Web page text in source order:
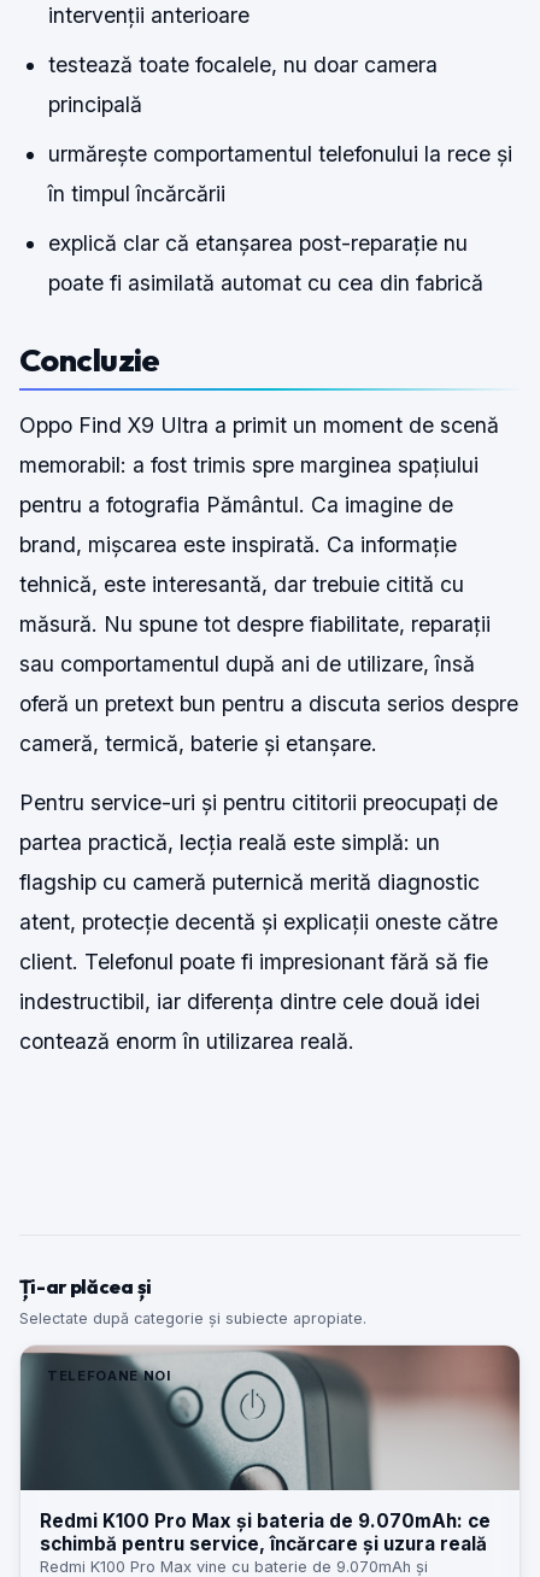
intervenții anterioare
testează toate focalele, nu doar camera
principală
urmărește comportamentul telefonului la rece și
în timpul încărcării
explică clar că etanșarea post-reparație nu
poate fi asimilată automat cu cea din fabrică
Concluzie
Oppo Find X9 Ultra a primit un moment de scenă
memorabil: a fost trimis spre marginea spațiului
pentru a fotografia Pământul. Ca imagine de
brand, mișcarea este inspirată. Ca informație
tehnică, este interesantă, dar trebuie citită cu
măsură. Nu spune tot despre fiabilitate, reparații
sau comportamentul după ani de utilizare, însă
oferă un pretext bun pentru a discuta serios despre
cameră, termică, baterie și etanșare.
Pentru service-uri și pentru cititorii preocupați de
partea practică, lecția reală este simplă: un
flagship cu cameră puternică merită diagnostic
atent, protecție decentă și explicații oneste către
client. Telefonul poate fi impresionant fără să fie
indestructibil, iar diferența dintre cele două idei
contează enorm în utilizarea reală.
Ți-ar plăcea și
Selectate după categorie și subiecte apropiate.
TELEFOANE NOI
Redmi K100 Pro Max și bateria de 9.070mAh: ce
schimbă pentru service, încărcare și uzura reală
Redmi K100 Pro Max vine cu baterie de 9.070mAh și